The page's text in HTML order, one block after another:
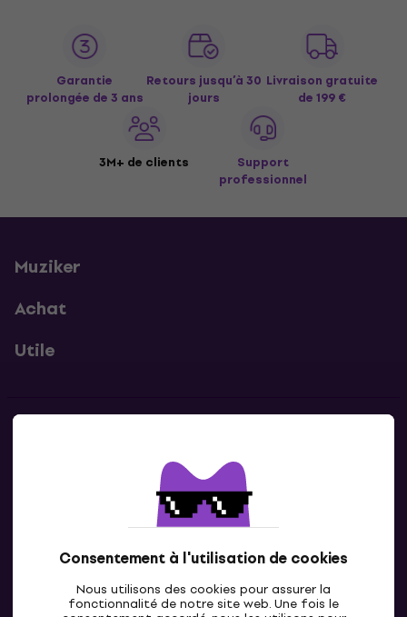
Consentement à l'utilisation de cookies
Nous utilisons des cookies pour assurer la
fonctionnalité de notre site web. Une fois le
Garantie
prolongée de 3 ans
Retours jusqu’à 30
jours
Livraison gratuite
de 199 €
3M+ de clients
Support
professionnel
Muziker
Achat
Utile
Contacte nous